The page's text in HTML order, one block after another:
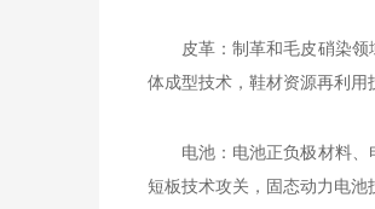
皮革：制革和毛皮硝染
体成型技术，鞋材资源再利
电池：电池正负极材料
短板技术攻关，固态动力电